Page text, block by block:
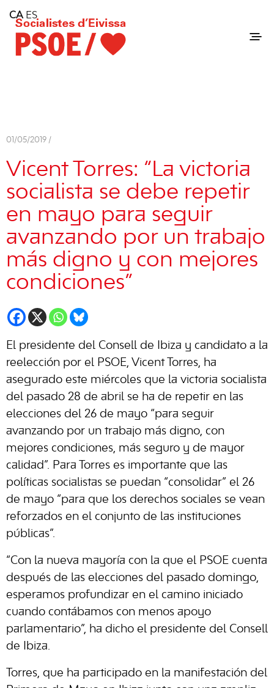
Consell Insular d'Eivissa
Services
Contact
01/05/2019 /
Vicent Torres: “La victoria
socialista se debe repetir
en mayo para seguir
avanzando por un trabajo
más digno y con mejores
condiciones”
El presidente del Consell de Ibiza y candidato a la
reelección por el PSOE, Vicent Torres, ha
asegurado este miércoles que la victoria socialista
del pasado 28 de abril se ha de repetir en las
elecciones del 26 de mayo “para seguir
avanzando por un trabajo más digno, con
mejores condiciones, más seguro y de mayor
calidad”. Para Torres es importante que las
políticas socialistas se puedan “consolidar” el 26
de mayo “para que los derechos sociales se vean
reforzados en el conjunto de las instituciones
públicas”.
“Con la nueva mayoría con la que el PSOE cuenta
después de las elecciones del pasado domingo,
esperamos profundizar en el camino iniciado
cuando contábamos con menos apoyo
parlamentario”, ha dicho el presidente del Consell
de Ibiza.
Torres, que ha participado en la manifestación del
CA ES